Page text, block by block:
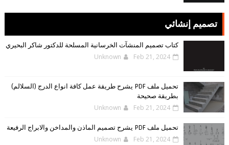
تصميم إنشائي
كتاب تصميم المنشآت الخرسانية المسلحة للدكتور شاكر البحيري
Unknown Feb 21, 2024
تحميل ملف PDF يشرح طريقة عمل كافة انواع الدرج (السلالم)
بطريقة صحيحة
Unknown Feb 21, 2024
تحميل ملف PDF يشرح تصميم الماذن والمداخن والابراج الرفيعة
Unknown Feb 21, 2024